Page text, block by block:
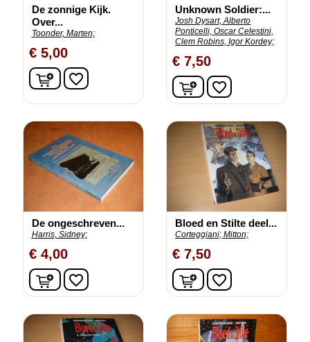
De zonnige Kijk.
Over...
Toonder, Marten;
€ 5,00
In winkelwagen
favorite_border
Unknown Soldier:...
Josh Dysart, Alberto
Ponticelli, Oscar Celestini,
Clem Robins, Igor Kordey;
€ 7,50
In winkelwagen
favorite_border
De ongeschreven...
Harris, Sidney;
€ 4,00
In winkelwagen
favorite_border
Bloed en Stilte deel...
Corteggiani; Mitton;
€ 7,50
In winkelwagen
favorite_border